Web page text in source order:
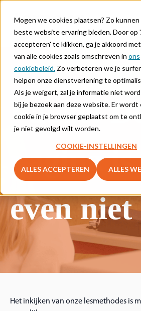
Mogen we cookies plaatsen? Zo
beste website ervaring bieden. Door op
accepteren' te klikken, ga je akkoord
van alle cookies zoals omschreven in ons
cookiebeleid. Zo verbeteren we je
helpen onze dienstverlening te
Als je weigert, zal je informatie niet
bij je bezoek aan deze website. Er wordt
cookie in je browser geplaatst om te
je niet gevolgd wilt worden.
COOKIE-INSTELLINGEN
ALLES ACCEPTEREN ALLES
Pauze!
pagina
even niet
Het inkijken van onze lesmethodes is